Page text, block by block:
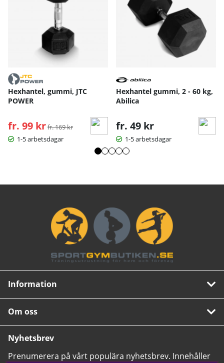
Hexhantel, gummi, JTC
POWER
fr. 99 kr Ordinarie pris:
fr. 169 kr
1-5 arbetsdagar
Hexhantel gummi, 2 - 60 kg,
Abilica
fr. 49 kr
1-5 arbetsdagar
Information
Om oss
Nyhetsbrev
Prenumerera på vårt populära nyhetsbrev. Innehåller